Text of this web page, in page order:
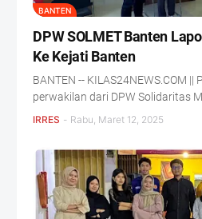
BANTEN
DPW SOLMET Banten
Ke Kejati Banten
BANTEN -- KILAS24NEWS.COM ||
perwakilan dari DPW Solidaritas
IRRES - Rabu, Maret 12, 2025